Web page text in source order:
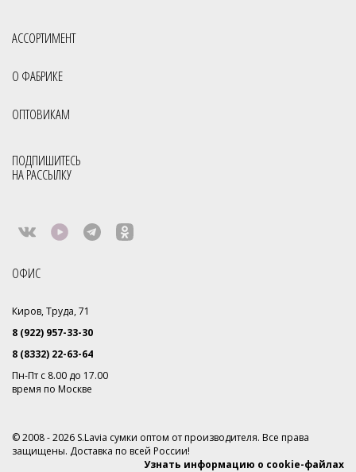
Российская фабрика сумок оптом
Славия сумки оптом Киров
Сумки оптом от производителя
Фабрика сумок Россия
Сумки фабрики S.Lavia
Оптом рюкзаки недорого Рюкзаки оптом Россия
АССОРТИМЕНТ
О ФАБРИКЕ
ОПТОВИКАМ
ПОДПИШИТЕСЬ
НА РАССЫЛКУ
ОФИС
Киров, Труда, 71
8 (922) 957-33-30
8 (8332) 22-63-64
Пн-Пт с 8.00 до 17.00
время по Москве
© 2008 - 2026 S.Lavia сумки оптом от производителя. Все права
защищены. Доставка по всей России!
Узнать информацию о cookie-файлах